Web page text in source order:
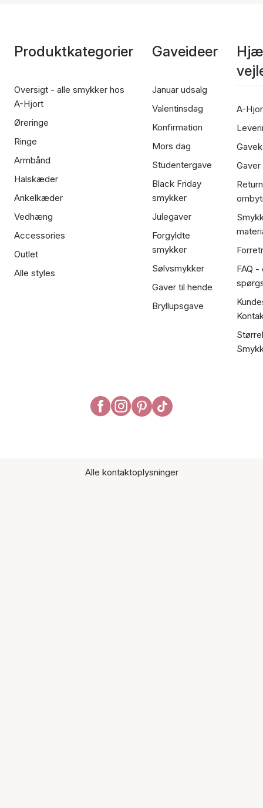
Produktkategorier
Oversigt - alle smykker hos
A-Hjort
Øreringe
Ringe
Armbånd
Halskæder
Ankelkæder
Vedhæng
Accessories
Outlet
Alle styles
Gaveideer
Januar udsalg
Valentinsdag
Konfirmation
Mors dag
Studentergave
Black Friday
smykker
Julegaver
Forgyldte
smykker
Sølvsmykker
Gaver til hende
Bryllupsgave
A-
FAQ
Alle kontaktoplysninger